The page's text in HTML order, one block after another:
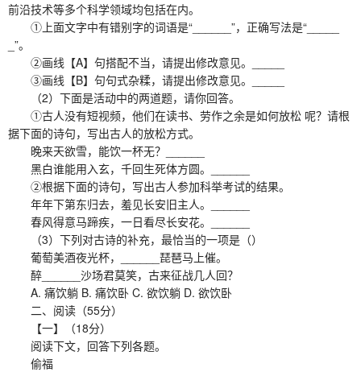
前沿技术等多个科学领域均包括在内。
①上面文字中有错别字的词语是“______”，正确写法是“_____
_”。
②画线【A】句搭配不当，请提出修改意见。_____
③画线【B】句句式杂糅，请提出修改意见。_____
（2）下面是活动中的两道题，请你回答。
①古人没有短视频，他们在读书、劳作之余是如何放松 呢？请根
据下面的诗句，写出古人的放松方式。
晚来天欲雪，能饮一杯无？______
黑白谁能用入玄，千回生死体方圆。______
②根据下面的诗句，写出古人参加科举考试的结果。
年年下第东归去，羞见长安旧主人。______
春风得意马蹄疾，一日看尽长安花。______
（3）下列对古诗的补充，最恰当的一项是（）
葡萄美酒夜光杯，______琵琶马上催。
醉______沙场君莫笑，古来征战几人回？
A. 痛饮躺 B. 痛饮卧 C. 欲饮躺 D. 欲饮卧
二、阅读（55分）
【一】（18分）
阅读下文，回答下列各题。
偷福